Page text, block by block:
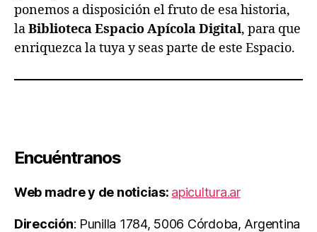
ponemos a disposición el fruto de esa historia,
laBiblioteca Espacio Apícola Digital, para que
enriquezca la tuya y seas parte de este Espacio.
Encuéntranos
Web madre y de noticias: apicultura.ar
Dirección: Punilla 1784, 5006 Córdoba, Argentina